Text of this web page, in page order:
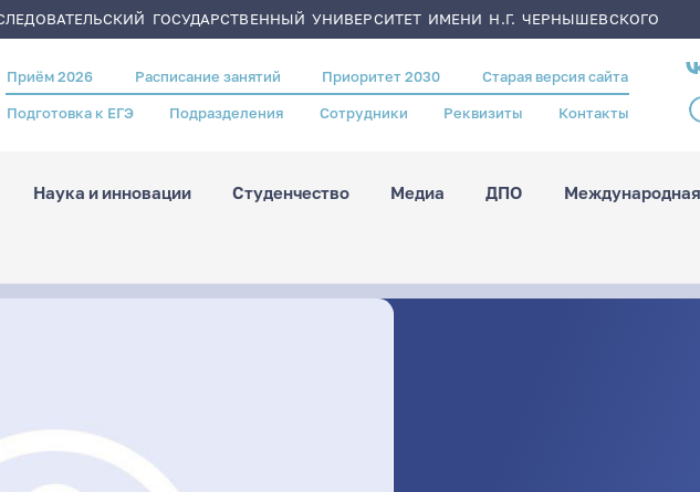
ГОСУДАРСТВЕННЫЙ УНИВЕРСИТЕТ ИМЕНИ Н.Г. ЧЕРНЫШЕВСКОГО
Header
menu
Приём 2026 Расписание занятий Приоритет 2030 Старая версия сайта
Подготовка к ЕГЭ Подразделения Сотрудники Реквизиты Контакты
Наука и инновации Студенчество Медиа ДПО Международная